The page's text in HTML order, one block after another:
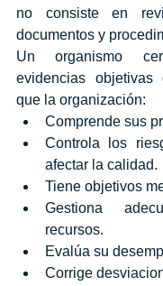
no consiste en
documentos y
Un organismo
evidencias objetivas
que la organización:
Comprende sus
Controla los
afectar la calidad.
Tiene objetivos
Gestiona
recursos.
Evalúa su
Corrige